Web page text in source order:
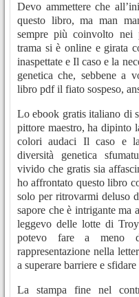
Devo ammettere che
questo libro, ma man
sempre più coinvolto nei
trama si è online e girata
inaspettate e Il caso e la
genetica che, sebbene a
libro pdf il fiato sospeso,
Lo ebook gratis italiano di
pittore maestro, ha dipinto
colori audaci Il caso e
diversità genetica
vivido che gratis sia
ho affrontato questo libro
solo per ritrovarmi deluso
sapore che è intrigante
leggevo delle lotte di
potevo fare a meno di
rappresentazione nella
a superare barriere e
La stampa fine nel